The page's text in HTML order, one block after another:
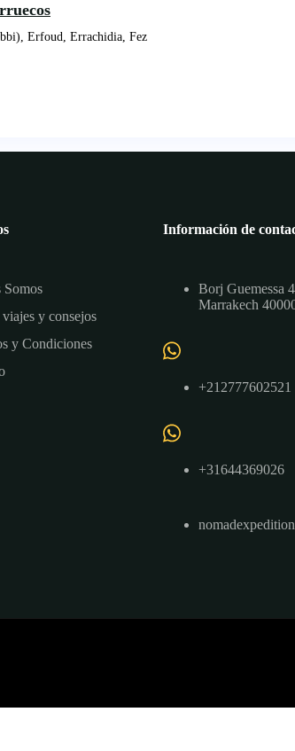
Erfoud, Errachidia, Fez
Somos
y consejos
y Condiciones
Información de
Borj Guemessa
Marrakech
+212777602521
+31644369026